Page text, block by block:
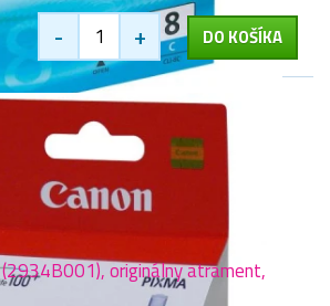
- + DO KOŠÍKA
originálny atrament,